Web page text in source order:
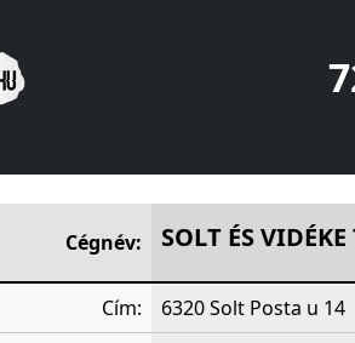
Cégnév:
SOLT ÉS
Cím:
6320 Solt Posta u 14